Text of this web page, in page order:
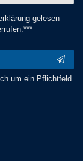
gelesen
um ein Pflichtfeld.